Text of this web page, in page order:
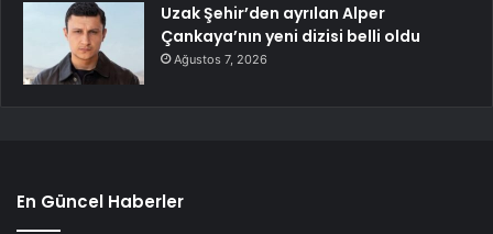
Uzak Şehir’den ayrılan Alper
Çankaya’nın yeni dizisi belli oldu
Ağustos 7, 2026
En Güncel Haberler